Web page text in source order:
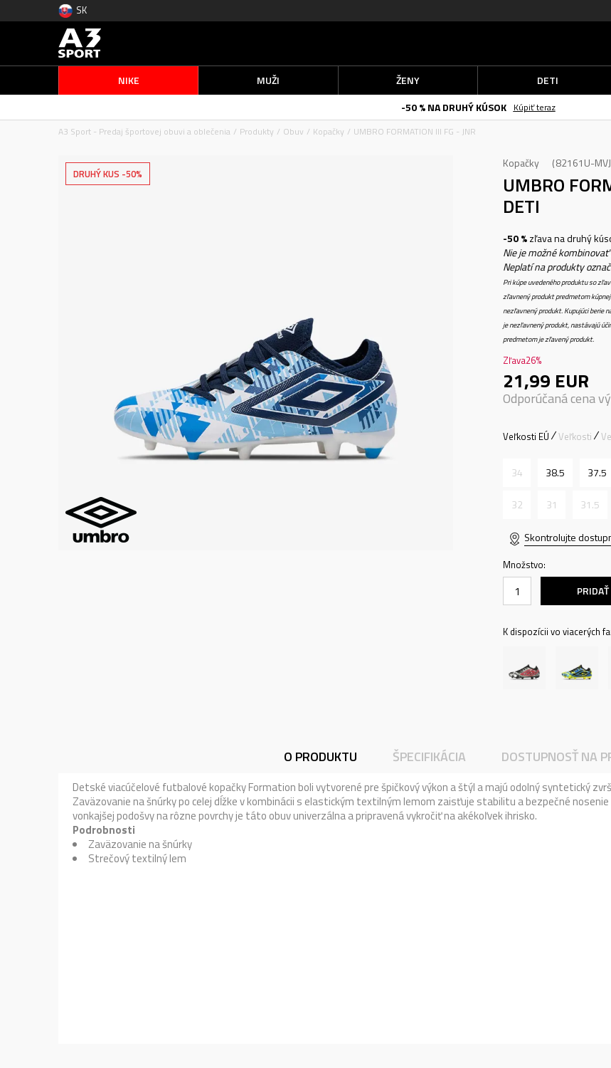
SK
NIKE MUŽI ŽENY DETI
-50 % NA DRUHÝ KÚSOK
Kúpiť teraz
A3 Sport - Predaj športovej obuvi a oblečenia
Produkty Obuv Kopačky UMBRO FORMATION III FG - JNR
DRUHÝ KUS -50%
Kopačky 82161U-MVJ
UMBRO
DETI
-50 %zľava na druhý
Nie je možné
Neplatí na produkty
Pri kúpe uvedeného produktu so
zľavnený produkt predmetom
nezľavnený produkt. Kupujúci berie
je nezľavnený produkt, nastávajú
predmetom je zľavený produkt.
Zľava26%
21,99 EUR
Odporúčaná cena
Veľkosti EÚ Veľkosti
34 38.5 37.5
32 31 31.5
Skontrolujte
Množstvo:
K dispozícii vo viacerých
O PRODUKTU ŠPECIFIKÁCIA DOSTUPNOSŤ NA
Detské viacúčelové futbalové kopačky Formation boli vytvorené pre špičkový výkon a štýl a majú odolný syntetický
Zaväzovanie na šnúrky po celej dĺžke v kombinácii s elastickým textilným lemom zaisťuje stabilitu a bezpečné
vonkajšej podošvy na rôzne povrchy je táto obuv univerzálna a pripravená vykročiť na akékoľvek ihrisko.
Podrobnosti
Zaväzovanie na šnúrky
Strečový textilný lem